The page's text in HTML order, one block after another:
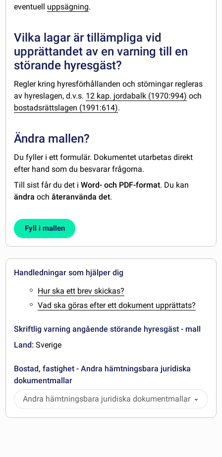
eventuell uppsägning.
Vilka lagar är tillämpliga vid
upprättandet av en varning till en
störande hyresgäst?
Regler kring hyresförhållanden och störningar regleras
av hyreslagen, d.v.s. 12 kap. jordabalk (1970:994) och
bostadsrättslagen (1991:614).
Ändra mallen?
Du fyller i ett formulär. Dokumentet utarbetas direkt
efter hand som du besvarar frågorna.
Till sist får du det iWord- och PDF-format. Du kan
ändra ochåteranvända det.
Fyll i mallen
Handledningar som hjälper dig
Hur ska ett brev skickas?
Vad ska göras efter ett dokument upprättats?
Skriftlig varning angående störande hyresgäst - mall
Land: Sverige
Bostad, fastighet - Andra hämtningsbara juridiska
dokumentmallar
Andra hämtningsbara juridiska dokumentmallar